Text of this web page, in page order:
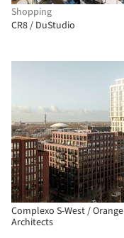
Shopping
CR8 / DuStudio
Complexo S-West / Orange
Architects